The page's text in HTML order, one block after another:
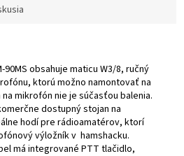
90MS obsahuje maticu W3/8, ručný
ktorú možno namontovať na
mikrofón nie je súčasťou balenia.
dostupný stojan na
hodí pre rádioamatérov, ktorí
výložník v hamshacku.
má integrované PTT tlačidlo,